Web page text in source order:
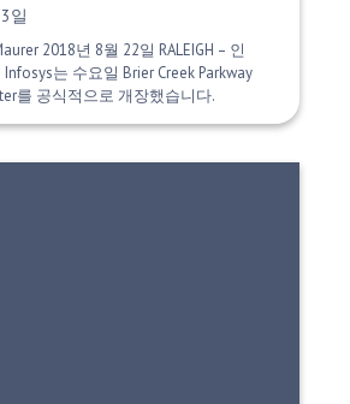
일
2018년 8월 22일 RALEIGH – 인
는 수요일 Brier Creek Parkway
를 공식적으로 개장했습니다.